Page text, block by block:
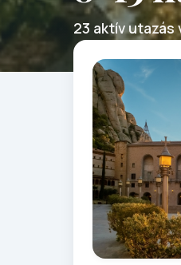
23 aktív utazás